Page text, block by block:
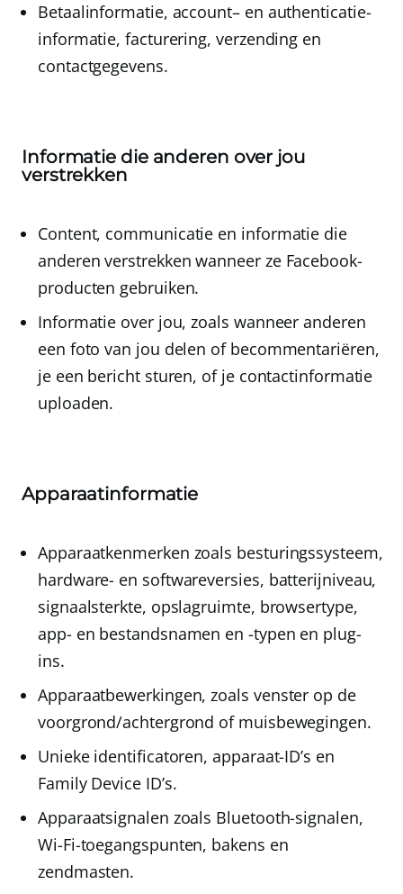
Betaalinformatie, account– en authenticatie-
informatie,facturering,verzending en
contactgegevens.
Informatie die anderen over jou
verstrekken
Content, communicatie en informatie die
anderen verstrekken wanneer ze Facebook-
producten gebruiken.
Informatie over jou, zoals wanneer anderen
een foto van jou delen of becommentariëren,
je een bericht sturen, of je contactinformatie
uploaden.
Apparaatinformatie
Apparaatkenmerken zoals besturingssysteem,
hardware- en softwareversies, batterijniveau,
signaalsterkte, opslagruimte, browsertype,
app- en bestandsnamen en -typen en plug-
ins.
Apparaatbewerkingen, zoals venster op de
voorgrond/achtergrond of muisbewegingen.
Unieke identificatoren, apparaat-ID’s en
Family Device ID’s.
Apparaatsignalen zoals Bluetooth-signalen,
Wi-Fi-toegangspunten, bakens en
zendmasten.